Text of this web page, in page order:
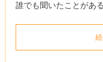
誰でも聞いたことがあ